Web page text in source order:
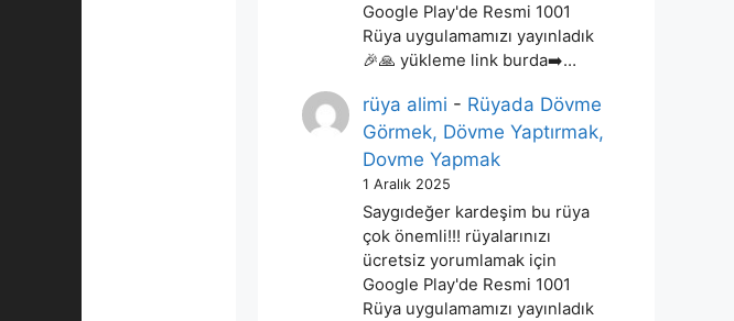
Google Play'de Resmi 1001
Rüya uygulamamızı yayınladık
🎉🙏 yükleme link burda➡️…
rüya alimi - Rüyada Dövme
Görmek, Dövme Yaptırmak,
Dovme Yapmak
1 Aralık 2025
Saygıdeğer kardeşim bu rüya
çok önemli!!! rüyalarınızı
ücretsiz yorumlamak için
Google Play'de Resmi 1001
Rüya uygulamamızı yayınladık